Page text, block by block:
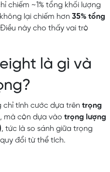
chiếm ~1% tổng khối lượng
lại chiếm hơn 35% tổng
này cho thấy vai trò
là gì và
tính cước dựa trên trọng
, mà còn dựa vào trọng lượng
, tức là so sánh giữa trọng
đổi từ thể tích.